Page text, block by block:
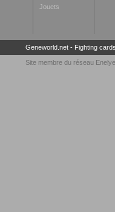
Jouets
Geneworld.net- Fighting
Site membre du réseau Enelye